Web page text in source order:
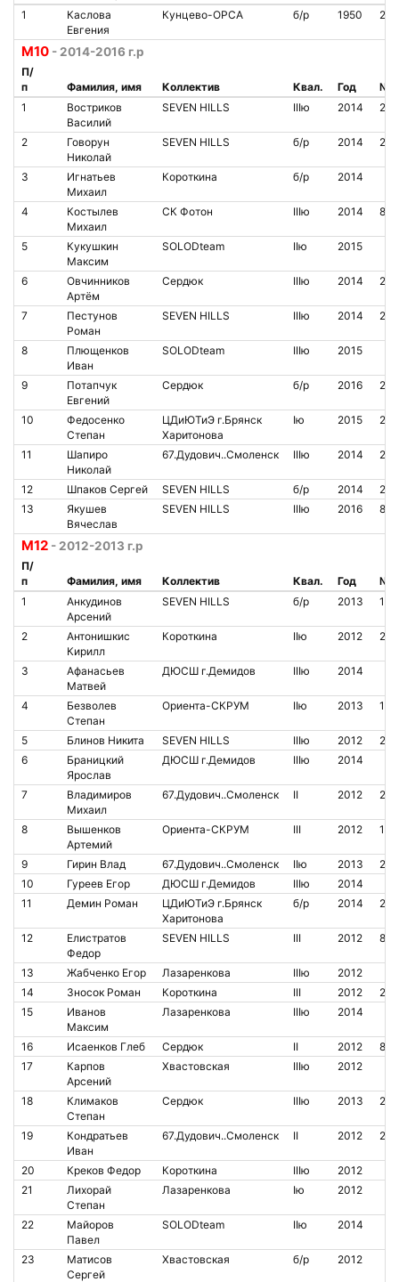
1
Каслова
Евгения
Кунцево-ОРСА б/р 1950
М10 - 2014-2016 г.р
П/
п
Фамилия, имя Коллектив Квал. Год
№
1
Востриков
Василий
SEVEN HILLS IIIю 2014
2
Говорун
Николай
SEVEN HILLS б/р 2014
3
Игнатьев
Михаил
Короткина б/р 2014
4
Костылев
Михаил
СК Фотон IIIю 2014
5
Кукушкин
Максим
SOLODteam IIю 2015
6
Овчинников
Артём
Сердюк IIIю 2014
7
Пестунов
Роман
SEVEN HILLS IIIю 2014
8
Плющенков
Иван
SOLODteam IIIю 2015
9
Потапчук
Евгений
Сердюк б/р 2016
10
Федосенко
Степан
ЦДиЮТиЭ г.Брянск
Харитонова
Iю 2015
11
Шапиро
Николай
67.Дудович..Смоленск IIIю 2014
12 Шпаков Сергей SEVEN HILLS б/р 2014
13
Якушев
Вячеслав
SEVEN HILLS IIIю 2016
М12 - 2012-2013 г.р
П/
п
Фамилия, имя Коллектив Квал. Год
№
1
Анкудинов
Арсений
SEVEN HILLS б/р 2013
2
Антонишкис
Кирилл
Короткина IIю 2012
3
Афанасьев
Матвей
ДЮСШ г.Демидов IIIю 2014
4
Безволев
Степан
Ориента-СКРУМ IIю 2013
5 Блинов Никита SEVEN HILLS IIIю 2012
6
Браницкий
Ярослав
ДЮСШ г.Демидов IIIю 2014
7
Владимиров
Михаил
67.Дудович..Смоленск II 2012
8
Вышенков
Артемий
Ориента-СКРУМ III 2012
9 Гирин Влад 67.Дудович..Смоленск IIю 2013
10
Гуреев Егор ДЮСШ г.Демидов IIIю
2014
11
Демин Роман
ЦДиЮТиЭ г.Брянск
Харитонова
б/р 2014
12
Елистратов
Федор
SEVEN HILLS III 2012
13 Жабченко Егор Лазаренкова IIIю
2012
14
Зносок Роман Короткина III 2012
15
Иванов
Максим
Лазаренкова IIIю 2014
16 Исаенков Глеб Сердюк II 2012
17
Карпов
Арсений
Хвастовская IIIю 2012
18
Климаков
Степан
Сердюк IIIю 2013
19
Кондратьев
Иван
67.Дудович..Смоленск II 2012
20 Креков Федор Короткина IIIю
2012
21
Лихорай
Степан
Лазаренкова Iю 2012
22
Майоров
Павел
SOLODteam IIю 2014
23
Матисов
Сергей
Хвастовская б/р 2012